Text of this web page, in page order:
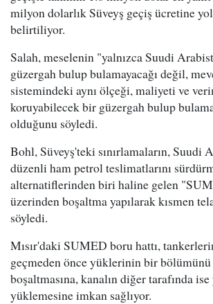
milyon dolarlık Süveyş geçiş ücretine yol
belirtiliyor.
Salah, meselenin "yalnızca Suudi
güzergah bulup bulamayacağı değil,
sistemindeki aynı ölçeği, maliyeti ve
koruyabilecek bir güzergah bulup
olduğunu söyledi.
Bohl, Süveyş'teki sınırlamaların, Suudi
düzenli ham petrol teslimatlarını
alternatiflerinden biri haline gelen
üzerinden boşaltma yapılarak kısmen
söyledi.
Mısır'daki SUMED boru hattı,
geçmeden önce yüklerinin bir
boşaltmasına, kanalın diğer tarafında
yüklemesine imkan sağlıyor.